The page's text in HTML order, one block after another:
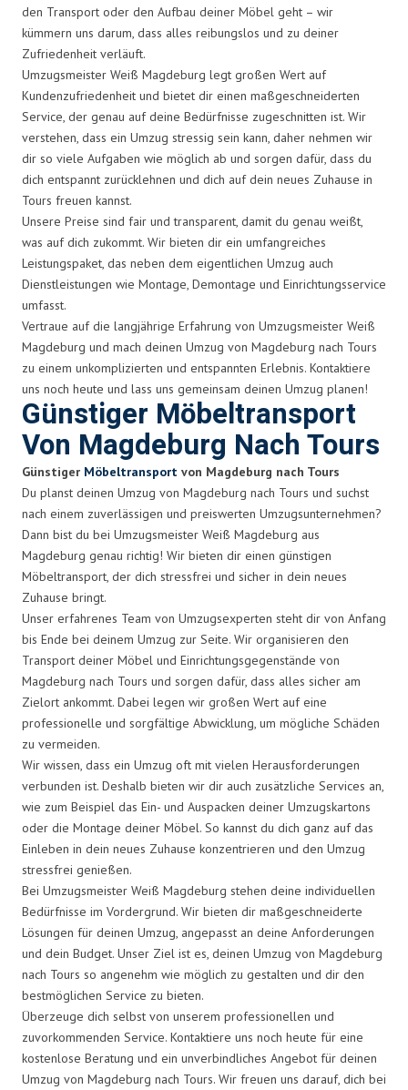
den Transport oder den Aufbau deiner Möbel geht – wir
kümmern uns darum, dass alles reibungslos und zu deiner
Zufriedenheit verläuft.
Umzugsmeister Weiß Magdeburg legt großen Wert auf
Kundenzufriedenheit und bietet dir einen maßgeschneiderten
Service, der genau auf deine Bedürfnisse zugeschnitten ist. Wir
verstehen, dass ein Umzug stressig sein kann, daher nehmen wir
dir so viele Aufgaben wie möglich ab und sorgen dafür, dass du
dich entspannt zurücklehnen und dich auf dein neues Zuhause in
Tours freuen kannst.
Unsere Preise sind fair und transparent, damit du genau weißt,
was auf dich zukommt. Wir bieten dir ein umfangreiches
Leistungspaket, das neben dem eigentlichen Umzug auch
Dienstleistungen wie Montage, Demontage und Einrichtungsservice
umfasst.
Vertraue auf die langjährige Erfahrung von Umzugsmeister Weiß
Magdeburg und mach deinen Umzug von Magdeburg nach Tours
zu einem unkomplizierten und entspannten Erlebnis. Kontaktiere
uns noch heute und lass uns gemeinsam deinen Umzug planen!
Günstiger Möbeltransport
Von Magdeburg Nach Tours
Günstiger Möbeltransport von Magdeburg nach Tours
Du planst deinen Umzug von Magdeburg nach Tours und suchst
nach einem zuverlässigen und preiswerten Umzugsunternehmen?
Dann bist du bei Umzugsmeister Weiß Magdeburg aus
Magdeburg genau richtig! Wir bieten dir einen günstigen
Möbeltransport, der dich stressfrei und sicher in dein neues
Zuhause bringt.
Unser erfahrenes Team von Umzugsexperten steht dir von Anfang
bis Ende bei deinem Umzug zur Seite. Wir organisieren den
Transport deiner Möbel und Einrichtungsgegenstände von
Magdeburg nach Tours und sorgen dafür, dass alles sicher am
Zielort ankommt. Dabei legen wir großen Wert auf eine
professionelle und sorgfältige Abwicklung, um mögliche Schäden
zu vermeiden.
Wir wissen, dass ein Umzug oft mit vielen Herausforderungen
verbunden ist. Deshalb bieten wir dir auch zusätzliche Services an,
wie zum Beispiel das Ein- und Auspacken deiner Umzugskartons
oder die Montage deiner Möbel. So kannst du dich ganz auf das
Einleben in dein neues Zuhause konzentrieren und den Umzug
stressfrei genießen.
Bei Umzugsmeister Weiß Magdeburg stehen deine individuellen
Bedürfnisse im Vordergrund. Wir bieten dir maßgeschneiderte
Lösungen für deinen Umzug, angepasst an deine Anforderungen
und dein Budget. Unser Ziel ist es, deinen Umzug von Magdeburg
nach Tours so angenehm wie möglich zu gestalten und dir den
bestmöglichen Service zu bieten.
Überzeuge dich selbst von unserem professionellen und
zuvorkommenden Service. Kontaktiere uns noch heute für eine
kostenlose Beratung und ein unverbindliches Angebot für deinen
Umzug von Magdeburg nach Tours. Wir freuen uns darauf, dich bei